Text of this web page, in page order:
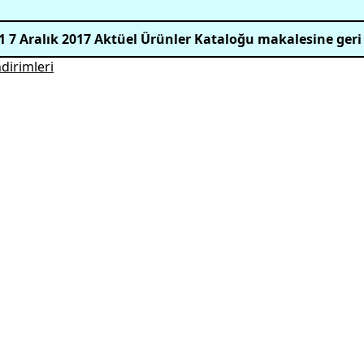
7 Aralık 2017 Aktüel Ürünler Kataloğu makalesine